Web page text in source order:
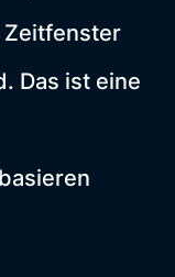
Zeitfenster
Das ist eine